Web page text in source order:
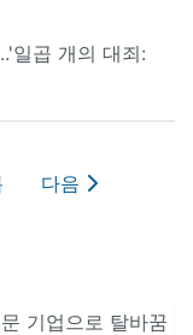
일곱 개의 대죄:
다음
문 기업으로 탈바꿈